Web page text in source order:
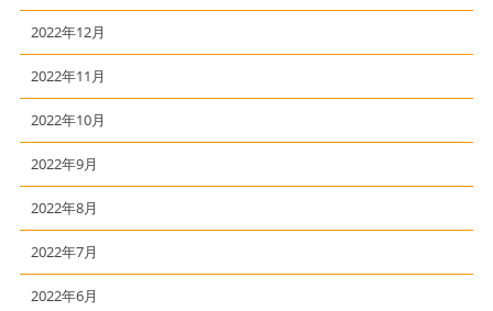
2022年12月
2022年11月
2022年10月
2022年9月
2022年8月
2022年7月
2022年6月